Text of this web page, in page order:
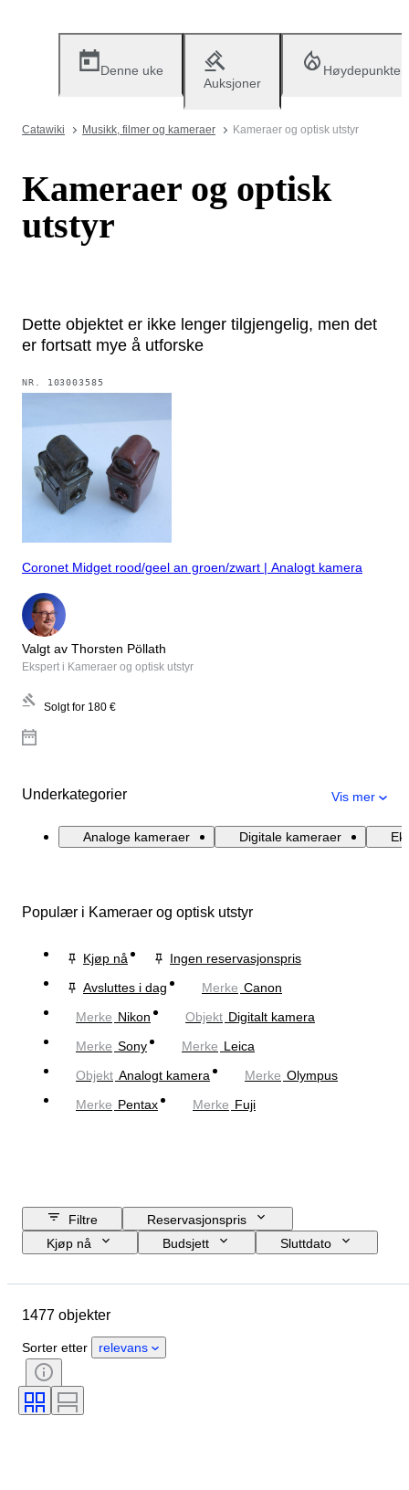
Denne uke
Auksjoner
Høydepunkter
Catawiki Musikk, filmer og kameraer Kameraer og optisk utstyr
Kameraer og optisk
utstyr
Dette objektet er ikke lenger tilgjengelig, men det
er fortsatt mye å utforske
NR. 103003585
Coronet Midget rood/geel an groen/zwart | Analogt kamera
Valgt av Thorsten Pöllath
Ekspert i Kameraer og optisk utstyr
Solgt for 180 €
Underkategorier Vis mer
Analoge kameraer Digitale kameraer
Populær i Kameraer og optisk utstyr
Kjøp nå
Ingen reservasjonspris
Avsluttes i dag
Merke Canon
Merke Nikon Objekt Digitalt kamera
Merke Sony Merke Leica
Objekt Analogt kamera Merke Olympus
Merke Pentax Merke Fuji
Filtre
Reservasjonspris
Kjøp nå
Budsjett
Sluttdato
Tilstand
Teknikk
Utgave nr
Type videoopptaker
Type teleskop
1477 objekter
Sorter etter relevans